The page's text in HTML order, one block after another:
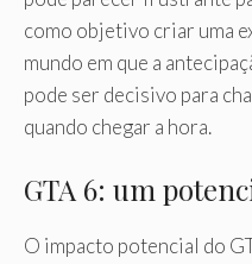
como objetivo criar uma
mundo em que a
pode ser decisivo para
quando chegar a hora.
GTA 6: um
O impacto potencial do